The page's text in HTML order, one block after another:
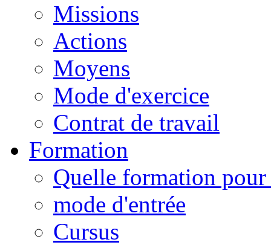
Missions
Actions
Moyens
Mode d'exercice
Contrat de travail
Formation
Quelle formation pour
mode d'entrée
Cursus